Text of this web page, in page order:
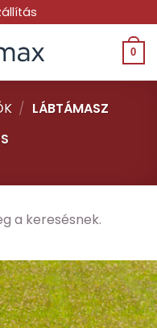
0
/ LÁBTÁMASZ
a keresésnek.